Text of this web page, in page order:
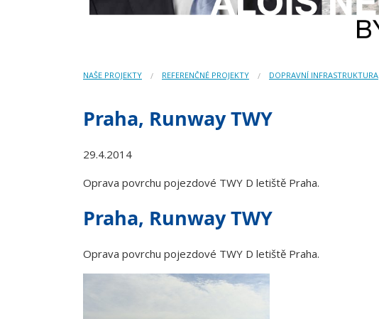
NAŠE PROJEKTY REFERENČNÉ PROJEKTY DOPRAVNÍ INFRASTRUKTURA
Praha, Runway TWY
29.4.2014
Oprava povrchu pojezdové TWY D letiště Praha.
Praha, Runway TWY
Oprava povrchu pojezdové TWY D letiště Praha.